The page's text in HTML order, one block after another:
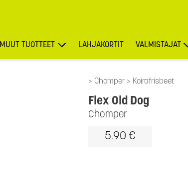
MUUT TUOTTEET LAHJAKORTIT VALMISTAJAT
Chomper Koirafrisbeet
Chomper
Flex Old Dog
5.90 €